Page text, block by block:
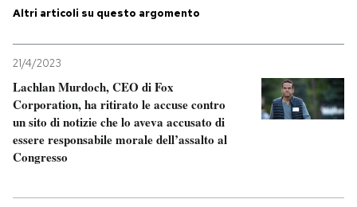
Altri articoli su questo argomento
21/4/2023
Lachlan Murdoch, CEO di Fox
Corporation, ha ritirato le accuse contro
un sito di notizie che lo aveva accusato di
essere responsabile morale dell’assalto al
Congresso